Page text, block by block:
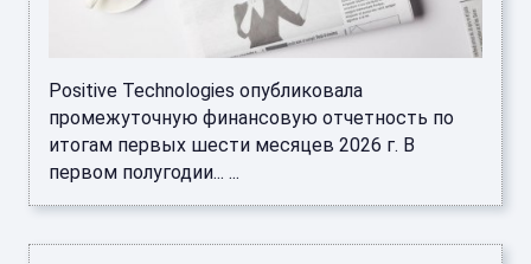
Positive Technologies опубликовала
промежуточную финансовую отчетность по
итогам первых шести месяцев 2026 г. В
первом полугодии... ...